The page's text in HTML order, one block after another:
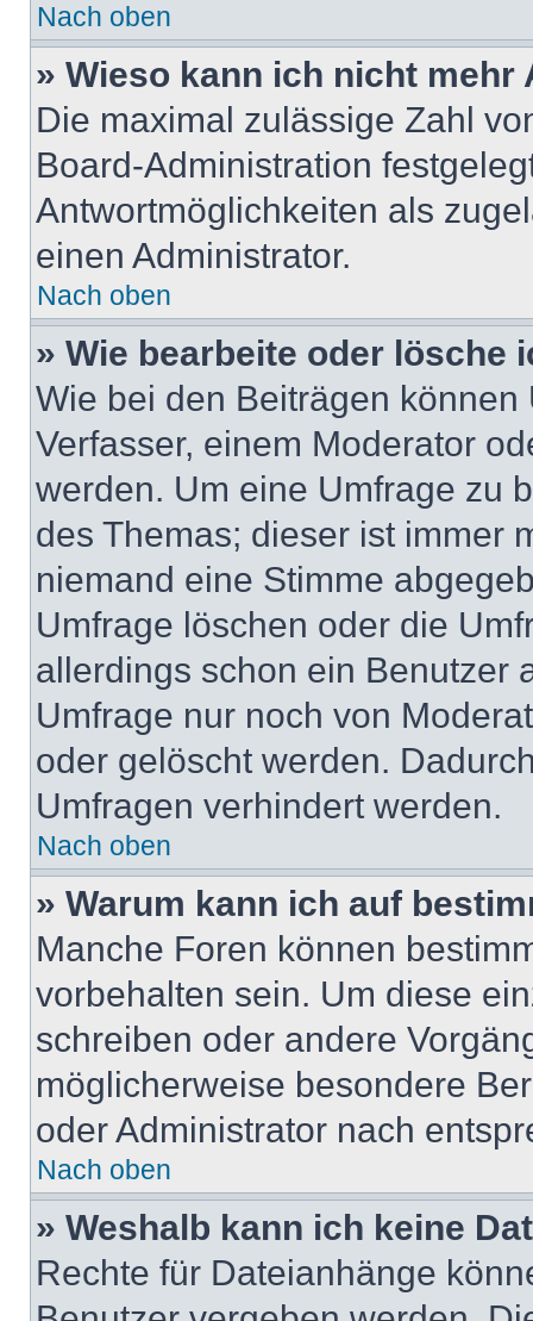
Nach oben
» Wieso kann ich nicht
Die maximal zulässige Zahl
Board-Administration
Antwortmöglichkeiten als
einen Administrator.
Nach oben
» Wie bearbeite oder lösche
Wie bei den Beiträgen
Verfasser, einem Moderator
werden. Um eine Umfrage zu
des Themas; dieser ist immer
niemand eine Stimme
Umfrage löschen oder die
allerdings schon ein Benutzer
Umfrage nur noch von
oder gelöscht werden.
Umfragen verhindert werden.
Nach oben
» Warum kann ich auf
Manche Foren können
vorbehalten sein. Um diese
schreiben oder andere
möglicherweise besondere
oder Administrator nach
Nach oben
» Weshalb kann ich keine
Rechte für Dateianhänge